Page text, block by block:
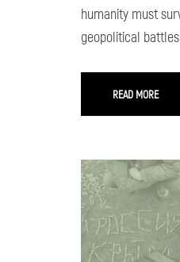
humanity must
geopolitical
READ MORE